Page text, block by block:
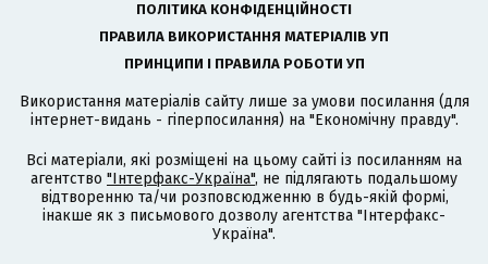
ПОЛІТИКА КОНФІДЕНЦІЙНОСТІ
ПРАВИЛА ВИКОРИСТАННЯ МАТЕРІАЛІВ УП
ПРИНЦИПИ І ПРАВИЛА РОБОТИ УП
Використання матеріалів сайту лише за умови посилання (для
інтернет-видань - гіперпосилання) на "Економічну правду".
Всі матеріали, які розміщені на цьому сайті із посиланням на
агентство "Інтерфакс-Україна", не підлягають подальшому
відтворенню та/чи розповсюдженню в будь-якій формі,
інакше як з письмового дозволу агентства "Інтерфакс-
Україна".